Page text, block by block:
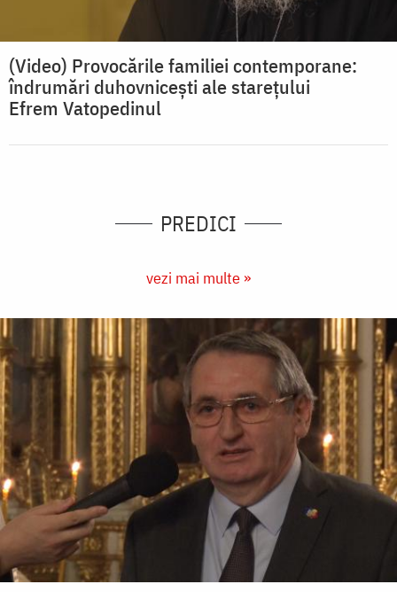
(Video) Provocările familiei contemporane:
îndrumări duhovnicești ale starețului
Efrem Vatopedinul
PREDICI
vezi mai multe »